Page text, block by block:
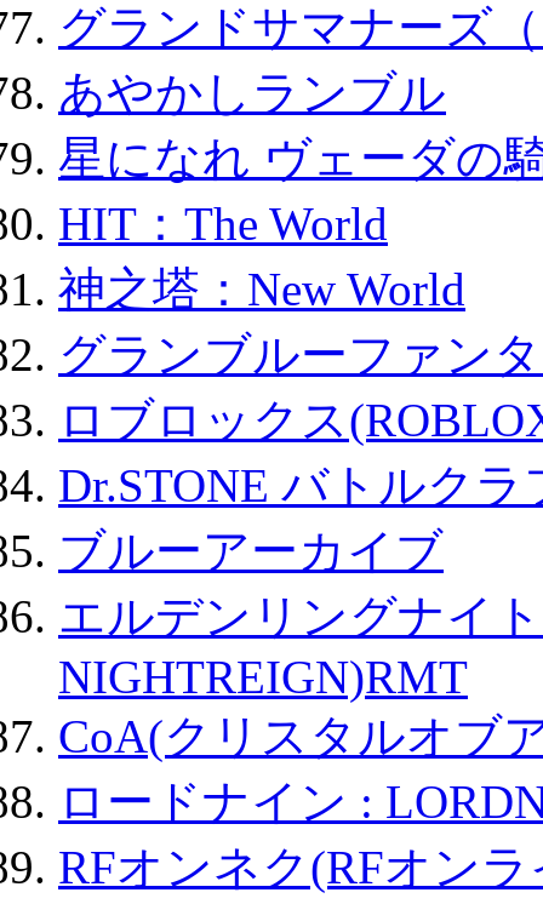
グランドサマナーズ
あやかしランブル
星になれ ヴェーダの
HIT：The World
神之塔：New World
グランブルーファン
ロブロックス
Dr.STONE バトルク
ブルーアーカイブ
エルデンリングナイ
NIGHTREIGN)RMT
CoA(クリスタルオブ
ロードナイン :
RFオンネク(RFオン